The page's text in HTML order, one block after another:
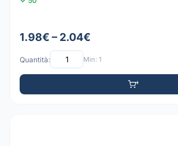
1.98€ – 2.04€
Quantità: Min: 1